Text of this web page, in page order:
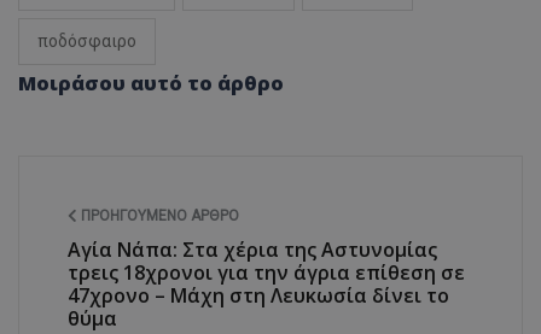
ποδόσφαιρο
Μοιράσου αυτό το άρθρο
ΠΡΟΗΓΟΎΜΕΝΟ ΆΡΘΡΟ
Αγία Νάπα: Στα χέρια της Αστυνομίας
τρεις 18χρονοι για την άγρια επίθεση σε
47χρονο – Μάχη στη Λευκωσία δίνει το
θύμα